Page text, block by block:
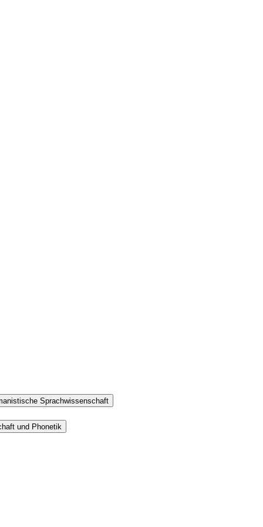
Sprachwissenschaft
und Phonetik